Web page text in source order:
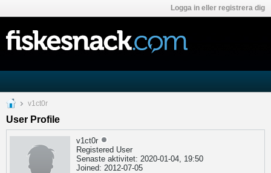
Logga in eller registrera dig
v1ct0r
User Profile
v1ct0r
Registered User
Senaste aktivitet: 2020-01-04, 19:50
Joined: 2012-07-05